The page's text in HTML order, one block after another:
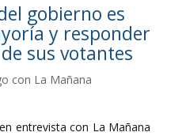
gobierno es
y responder
sus votantes
con La Mañana
entrevista con La Mañana